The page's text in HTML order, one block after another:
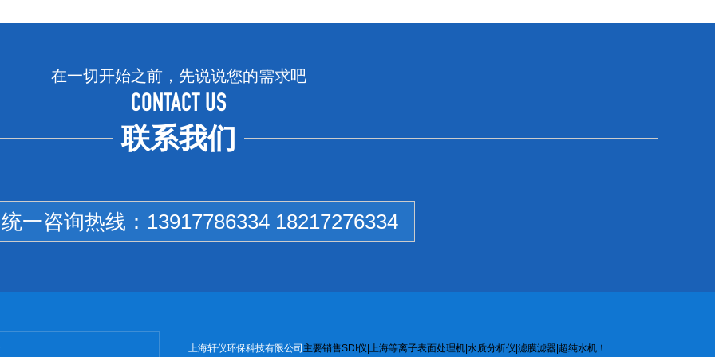
在一切开始之前，先说说您的需求吧
CONTACT US
联系我们
一咨询热线： 13917786334 18217276334
上海轩仪环保科技有限公司 主要销售SD 仪 上海等离子表面处理机| 水质分析仪 滤膜滤器| 超纯水机！